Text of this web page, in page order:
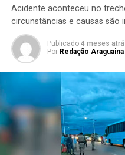
Acidente aconteceu no
circunstâncias e causas são
Publicado 4 meses
Por Redação